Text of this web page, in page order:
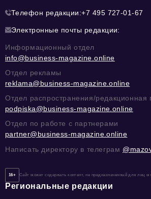
Телефон редакции:+7 495 727-01-67
Электронные почты редакции:
Информационный отдел
info@business-magazine.online
Отдел рекламы
reklama@business-magazine.online
Отдел распространения/редакционная
podpiska@business-magazine.online
Отдел по работе с партнерами
partner@business-magazine.online
Написать директору в телеграм
16+ Сайт может содержать контент, не предназначенный для лиц
Региональные редакции